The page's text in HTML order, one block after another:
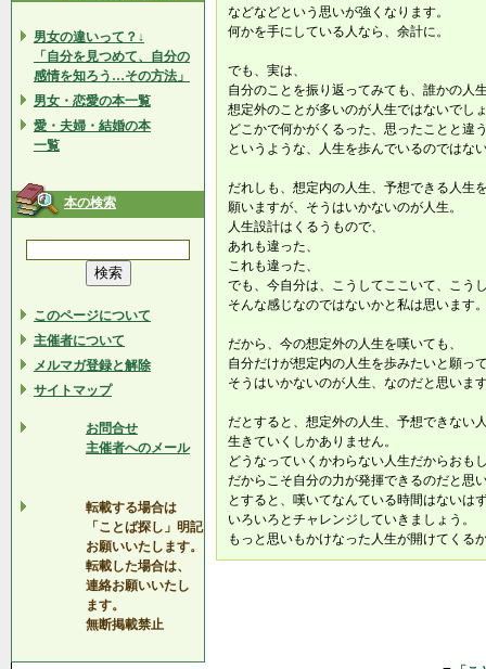
男女の違いって？↓
「自分を見つめて、自分の
感情を知ろう…その方法」
男女・恋愛の本一覧
愛・夫婦・結婚の本
一覧
本の検索
このページについて
主催者について
メルマガ登録と解除
サイトマップ
お問合せ
主催者へのメール
転載する場合は
「ことば探し」明記
お願いいたします。
転載した場合は、
連絡お願いいたし
ます。
無断掲載禁止
などなどという思いが強くなります。
何かを手にしている人なら、余計に。
でも、実は、
自分のことを振り返ってみても、誰かの人
想定外のことが多いのが人生ではないでし
どこかで何かがくるった、思ったことと違
というような、人生を歩んでいるのではな
だれしも、想定内の人生、予想できる人生
願いますが、そうはいかないのが人生。
人生設計はくるうもので、
あれも違った、
これも違った、
でも、今自分は、こうしてここいて、こう
そんな感じなのではないかと私は思います
だから、今の想定外の人生を嘆いても、
自分だけが想定内の人生を歩みたいと願っ
そうはいかないのが人生、なのだと思いま
だとすると、想定外の人生、予想できない
生きていくしかありません。
どうなっていくかわらない人生だからおも
だからこそ自分の力が発揮できるのだと思
とすると、嘆いてなんている時間はないは
いろいろとチャレンジしていきましょう。
もっと思いもかけなった人生が開けてくる